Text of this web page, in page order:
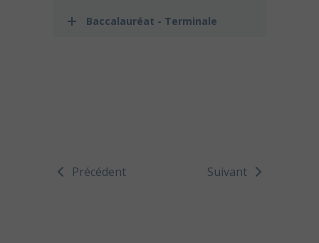
Baccalauréat - Terminale
Précédent Suivant